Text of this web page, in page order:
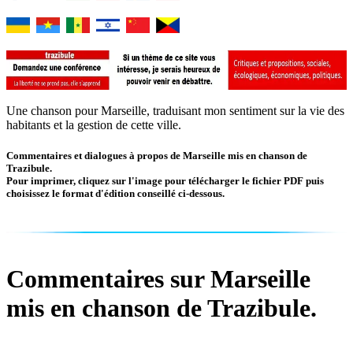
Une chanson pour Marseille, traduisant mon sentiment sur la vie des
habitants et la gestion de cette ville.
Commentaires et dialogues à propos de Marseille mis en chanson de
Trazibule.
Pour imprimer, cliquez sur l'image pour télécharger le fichier PDF puis
choisissez le format d'édition conseillé ci-dessous.
Commentaires sur Marseille
mis en chanson de Trazibule.